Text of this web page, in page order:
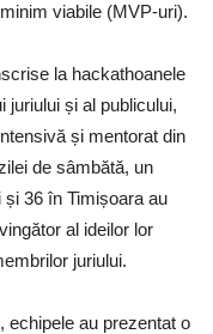
viabile (MVP-uri).
la hackathoanele
juriului și al publicului,
și mentorat din
de sâmbătă, un
36 în Timișoara au
al ideilor lor
juriului.
echipele au prezentat o